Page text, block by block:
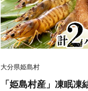
大分県姫島村
「姫島村産」凍眠凍